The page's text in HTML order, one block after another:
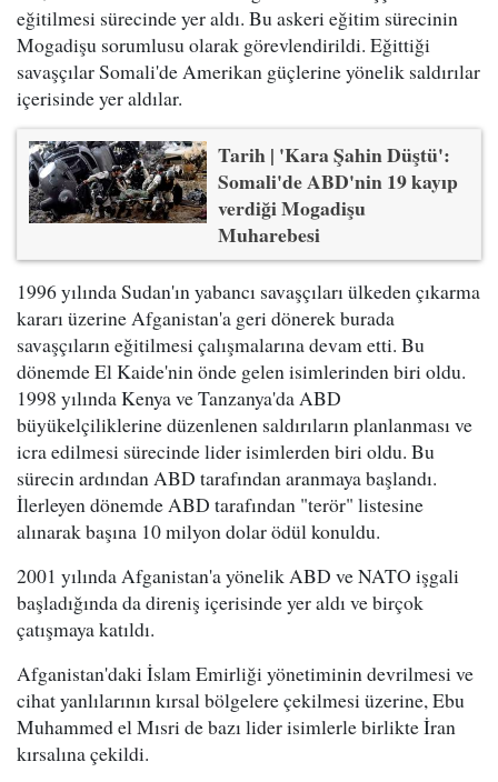
eğitilmesi sürecinde yer aldı. Bu askeri eğitim sürecinin
Mogadişu sorumlusu olarak görevlendirildi. Eğittiği
savaşçılar Somali'de Amerikan güçlerine yönelik saldırılar
içerisinde yer aldılar.
Tarih | 'Kara Şahin Düştü':
Somali'de ABD'nin 19 kayıp
verdiği Mogadişu
Muharebesi
1996 yılında Sudan'ın yabancı savaşçıları ülkeden çıkarma
kararı üzerine Afganistan'a geri dönerek burada
savaşçıların eğitilmesi çalışmalarına devam etti. Bu
dönemde El Kaide'nin önde gelen isimlerinden biri oldu.
1998 yılında Kenya ve Tanzanya'da ABD
büyükelçiliklerine düzenlenen saldırıların planlanması ve
icra edilmesi sürecinde lider isimlerden biri oldu. Bu
sürecin ardından ABD tarafından aranmaya başlandı.
İlerleyen dönemde ABD tarafından "terör" listesine
alınarak başına 10 milyon dolar ödül konuldu.
2001 yılında Afganistan'a yönelik ABD ve NATO işgali
başladığında da direniş içerisinde yer aldı ve birçok
çatışmaya katıldı.
Afganistan'daki İslam Emirliği yönetiminin devrilmesi ve
cihat yanlılarının kırsal bölgelere çekilmesi üzerine, Ebu
Muhammed el Mısri de bazı lider isimlerle birlikte İran
kırsalına çekildi.